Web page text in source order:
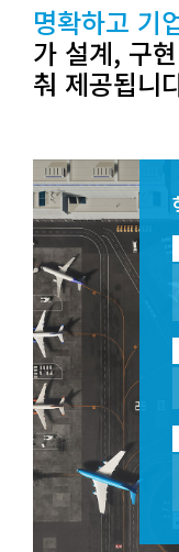
명확하고 기
가 설계, 구
춰 제공됩니